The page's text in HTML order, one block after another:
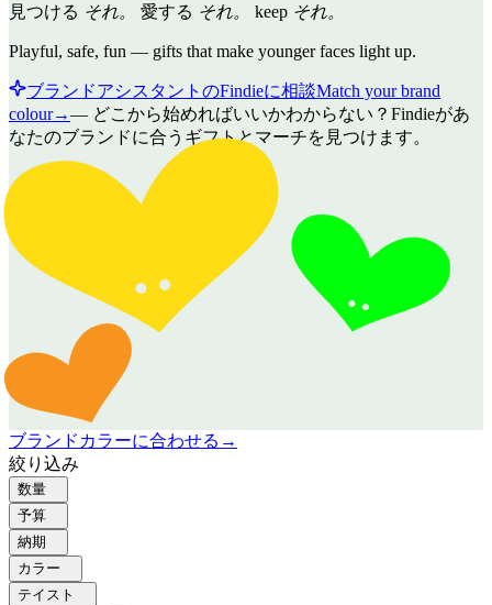
見つける それ。 愛する それ。 keep それ。
Playful, safe, fun — gifts that make younger faces light up.
ブランドアシスタントのFindieに相談Match your brand
colour→— どこから始めればいいかわからない？Findieがあ
なたのブランドに合うギフトとマーチを見つけます。
ブランドカラーに合わせる →
絞り込み
数量
予算
納期
カラー
テイスト